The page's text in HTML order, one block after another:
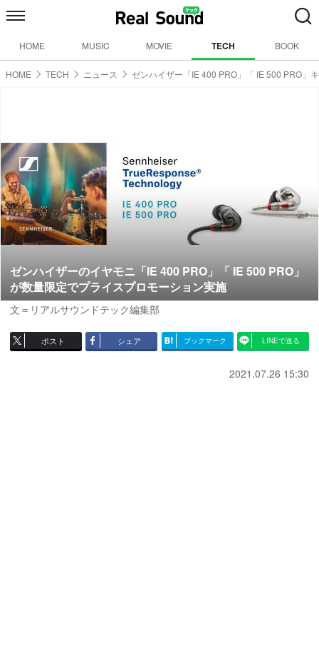
HOME MUSIC MOVIE TECH BOOK
HOME TECH ニュース ゼンハイザー「IE 400 PRO」「 IE 500 PRO」
ゼンハイザーのイヤモニ「IE 400 PRO」「 IE 500 PRO」
が数量限定でプライスプロモーション実施
文＝リアルサウンドテック編集部
ポスト シェア ブックマーク LINEで送る
2021.07.26 15:30